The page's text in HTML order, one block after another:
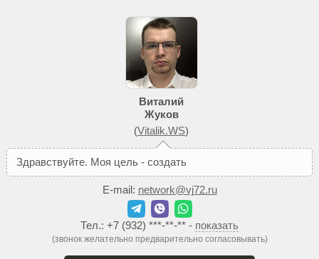
Виталий
Жуков
(Vitalik.WS)
Здравствуйте. Моя цель - создать
E-mail: network@vj72.ru
Тел.: +7 (932) ***-**-** - показать
(звонок желательно предварительно согласовывать)